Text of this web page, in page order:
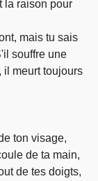
la raison pour
mais tu sais
souffre une
il meurt toujours
ton visage,
de ta main,
de tes doigts,